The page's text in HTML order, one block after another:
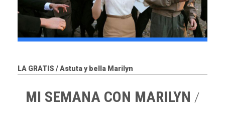
LA GRATIS / Astuta y bella Marilyn
MI SEMANA CON MARILYN /